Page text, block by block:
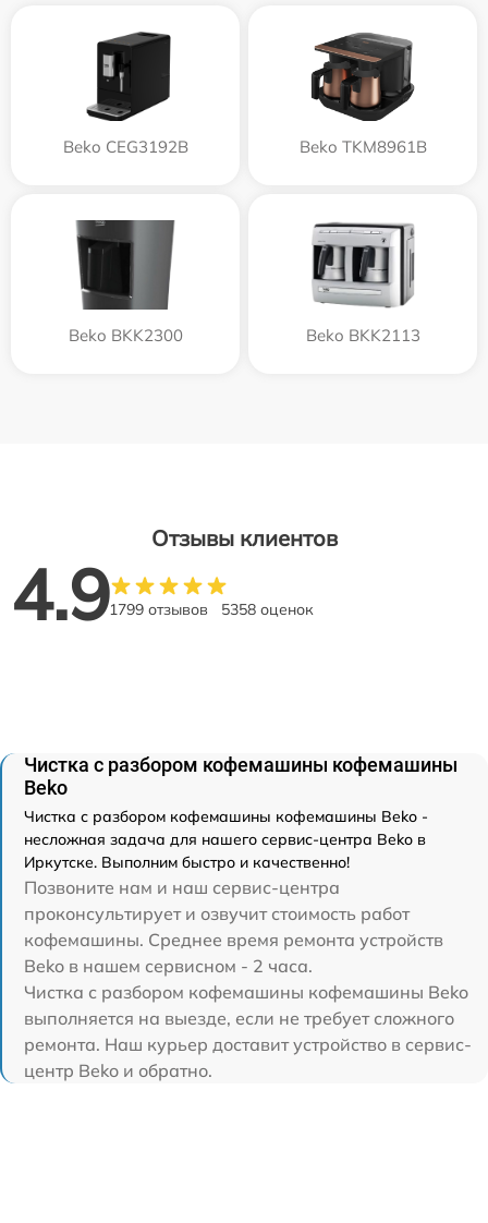
Beko CEG3192B Beko TKM8961B
Beko BKK2300 Beko BKK2113
Отзывы клиентов
4.91799 отзывов 5358 оценок
Чистка с разбором кофемашины кофемашины
Beko
Чистка с разбором кофемашины кофемашины Beko -
несложная задача для нашего сервис-центра Beko в
Иркутске. Выполним быстро и качественно!
Позвоните нам и наш сервис-центра
проконсультирует и озвучит стоимость работ
кофемашины. Среднее время ремонта устройств
Beko в нашем сервисном - 2 часа.
Чистка с разбором кофемашины кофемашины Beko
выполняется на выезде, если не требует сложного
ремонта. Наш курьер доставит устройство в сервис-
центр Beko и обратно.